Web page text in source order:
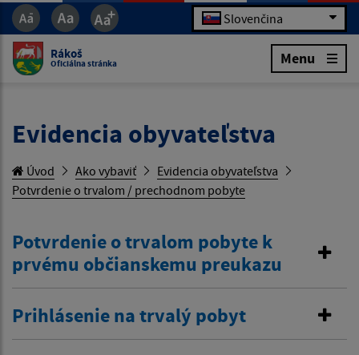
Slovenčina
Rákoš
Oficiálna stránka Menu
Evidencia obyvateľstva
Úvod Ako vybaviť
Evidencia obyvateľstva
Potvrdenie o trvalom / prechodnom pobyte
Potvrdenie o trvalom pobyte k
prvému občianskemu preukazu
Prihlásenie na trvalý pobyt